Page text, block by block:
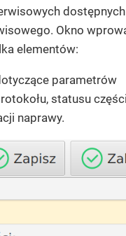
Okno
elementów:
parametrów
statusu
naprawy.